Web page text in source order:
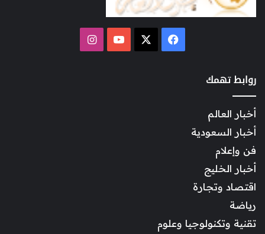
فيسبوك ‫YouTubeانستقرام
روابط تهمك
أخبار العالم
أخبار السعودية
فن وإعلام
أخبار الخليج
اقتصاد وتجارة
رياضة
تقنية وتكنولوجيا وعلوم